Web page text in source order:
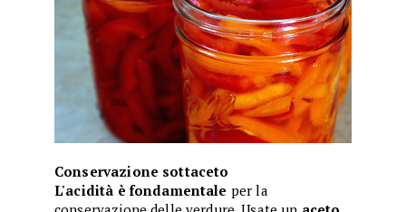
Conservazione sottaceto
L'acidità è fondamentale per la